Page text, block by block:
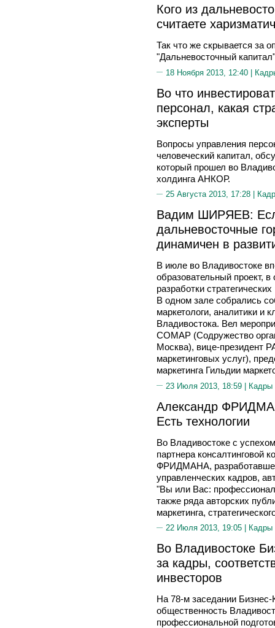
Кого из
считаете
Так что же скрывается за
"Дальневосточный
18 Ноября 2013, 12:40 |
Во что
персонал, какая
эксперты
Вопросы управления
человеческий капитал,
который прошел во
холдинга АНКОР.
25 Августа 2013, 17:28 |
Вадим ШИРЯЕВ:
дальневосточные
динамичен в
В июле во Владивостоке
образовательный проект, в
разработки
В одном зале собрались
маркетологи, аналитики и
Владивостока. Вел
СОМАР (Содружество
Москва), вице-президент
маркетинговых услуг),
маркетинга Гильдии
23 Июля 2013, 18:59 | Кадры
Александр
Есть технологии
Во Владивостоке с
партнера консалтинговой
ФРИДМАНА,
управленческих кадров,
"Вы или Вас:
также ряда авторских
маркетинга,
22 Июля 2013, 19:05 | Кадры
Во Владивостоке
за кадры,
инвесторов
На 78-м заседании
общественность
профессиональной